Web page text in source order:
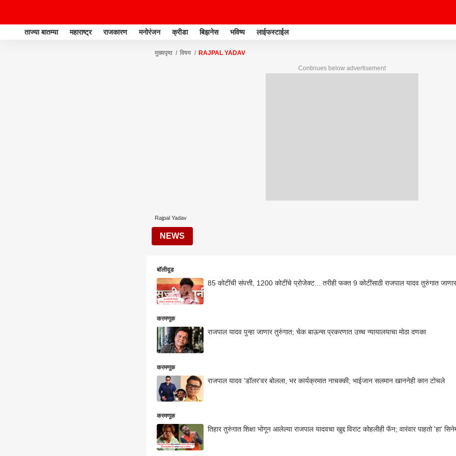
ताज्या बातम्या महाराष्ट्र राजकारण मनोरंजन क्रीडा बिझनेस भविष्य लाईफस्टाईल
मुख्यपृष्ठ विषय RAJPAL YADAV
Continues below advertisement
Rajpal Yadav
NEWS
बॉलीवूड
85 कोटींची संपत्ती, 1200 कोटींचे प्रोजेक्ट... तरीही फक्त 9 कोटींसाठी राजपाल यादव तुरुंगात
करमणूक
राजपाल यादव पुन्हा जाणार तुरुंगात; चेक बाऊन्स प्रकरणात उच्च न्यायालयाचा मोठा दणका
करमणूक
राजपाल यादव 'डॉलर'वर बोलला, भर कार्यक्रमात नाचक्की; भाईजान सलमान खाननेही कान टोचले
करमणूक
तिहार तुरुंगात शिक्षा भोगून आलेल्या राजपाल यादवचा खुद्द विराट कोहलीही फॅन; वारंवार पाहतो 'हा'